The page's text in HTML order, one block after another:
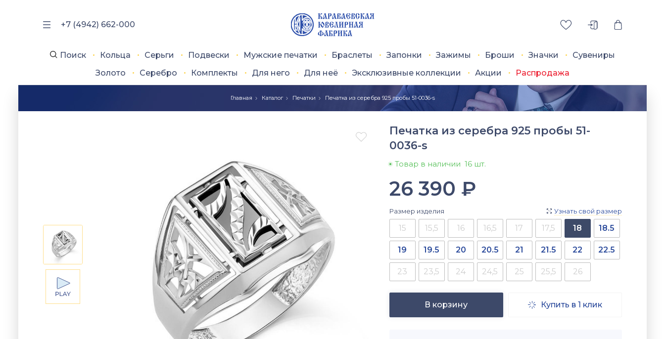
+7 (4942) 662-000
Поиск Кольца Серьги Подвески Мужские печатки Браслеты Запонки Зажимы Броши Значки
Сувениры
Золото
Серебро Комплекты Для него Для неё Эксклюзивные коллекции Акции Распродажа
Главная Каталог Печатки Печатка из серебра 925 пробы 51-0036-s

Печатка из серебра 925 пробы 51-
0036-s
Товар в наличии 16 шт.
26 390 ₽
Размер изделия  Узнать свой размер
15 15,5 16 16,5 17 17,5 18 18.5
19 19.5 20 20.5 21 21.5 22 22.5
23 23,5 24 24,5 25 25,5 26
В корзину  Купить в 1 клик